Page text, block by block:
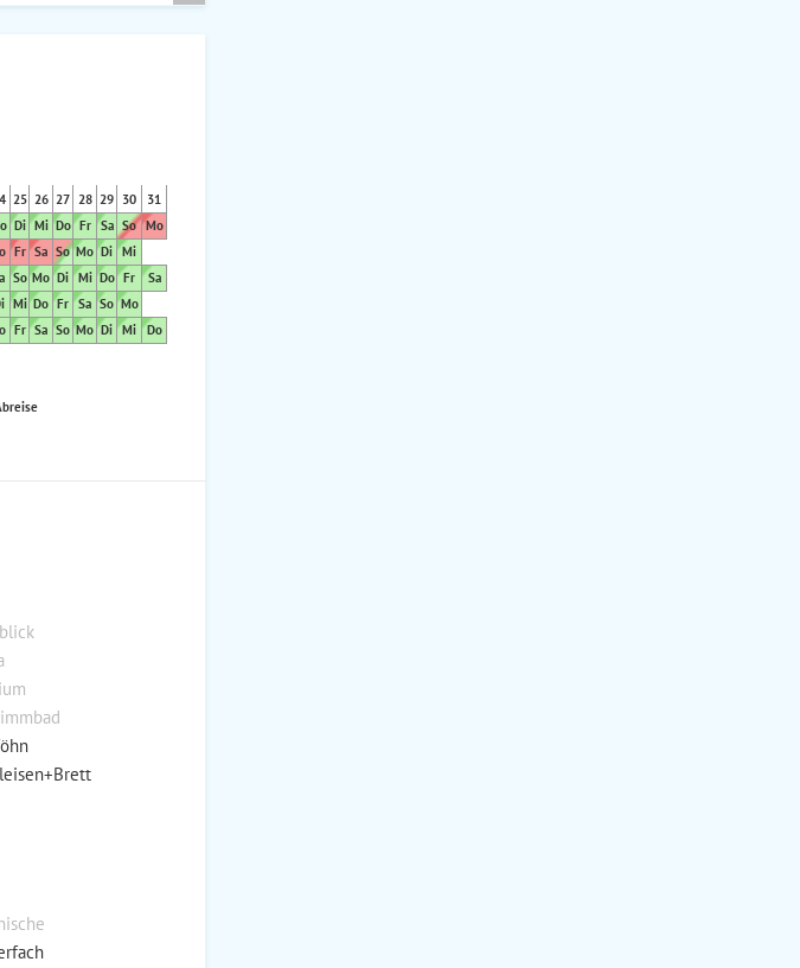
25 26 27 28 29 30
31
Di Mi Do Fr Sa So Mo
Fr Sa So Mo Di Mi
So Mo Di Mi Do Fr
Sa
Mi Do Fr Sa So Mo
Fr Sa So Mo Di Mi Do